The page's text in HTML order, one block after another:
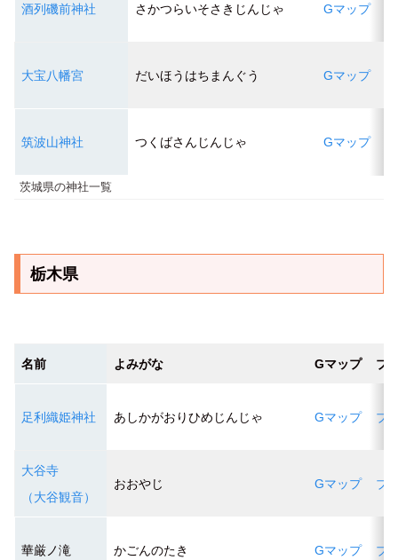
酒列磯前神社 さかつらいそさきじんじゃ Gマップ
大宝八幡宮 だいほうはちまんぐう Gマップ
筑波山神社 つくばさんじんじゃ Gマップ
茨城県の神社一覧
栃木県
名前 よみがな Gマップ ブ
足利織姫神社 あしかがおりひめじんじゃ Gマップ ブ
大谷寺
（大谷観音）
おおやじ Gマップ ブ
華厳ノ滝 かごんのたき Gマップ ブ